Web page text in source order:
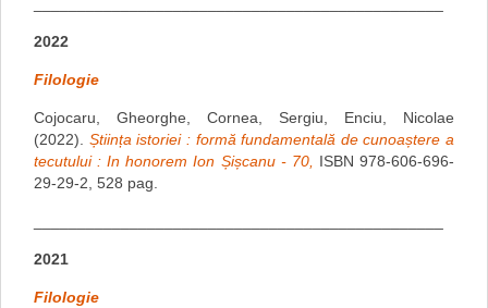
2022
Filologie
Cojocaru, Gheorghe, Cornea, Sergiu, Enciu, Nicolae
(2022). Știința istoriei : formă fundamentală de cunoaștere a
tecutului : In honorem Ion Șișcanu - 70,
ISBN 978-606-696-
29-29-2, 528 pag.
2021
Filologie